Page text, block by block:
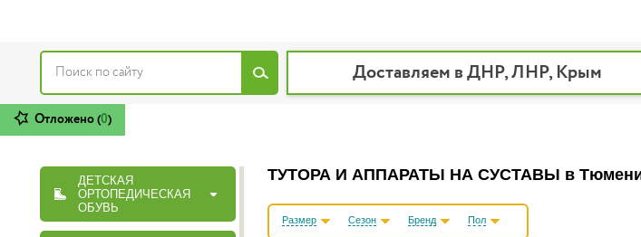
Доставляем в ДНР, ЛНР, Крым
Отложено (0)
ДЕТСКАЯ
ОРТОПЕДИЧЕСКАЯ
ОБУВЬ
ТУТОРА И АППАРАТЫ НА СУСТАВЫ в
Размер Сезон Бренд Пол